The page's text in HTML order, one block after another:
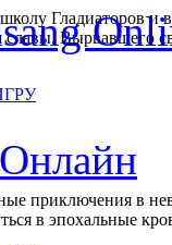
Гладиаторов и
славы. Вырвавшего
приключения в
в эпохальные